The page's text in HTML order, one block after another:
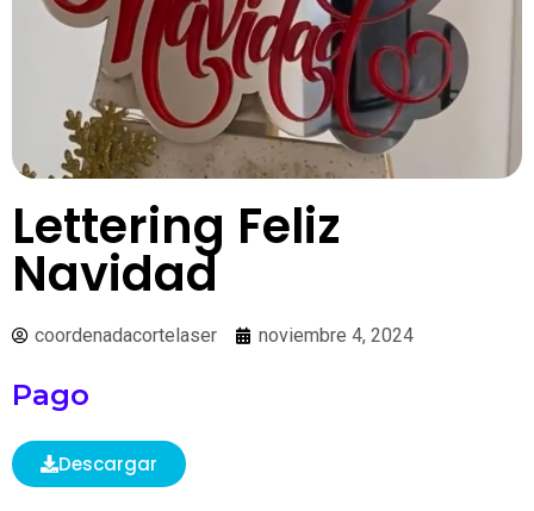
Lettering Feliz
Navidad
coordenadacortelaser noviembre 4, 2024
Pago
Descargar